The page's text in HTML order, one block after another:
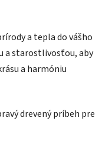
a tepla do vášho
a starostlivosťou, aby
a harmóniu
drevený príbeh pre